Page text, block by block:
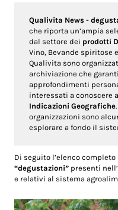
Qualivita News -
che riporta un’ampia
dal settore dei prodotti
Vino, Bevande spiritose
Qualivita sono
archiviazione che
approfondimenti
interessati a conoscere
Indicazioni Geografiche
organizzazioni sono
esplorare a fondo il
Di seguito l’elenco
“degustazioni” presenti
e relativi al sistema